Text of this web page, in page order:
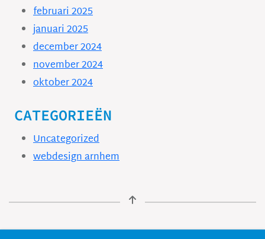
februari 2025
januari 2025
december 2024
november 2024
oktober 2024
CATEGORIEËN
Uncategorized
webdesign arnhem